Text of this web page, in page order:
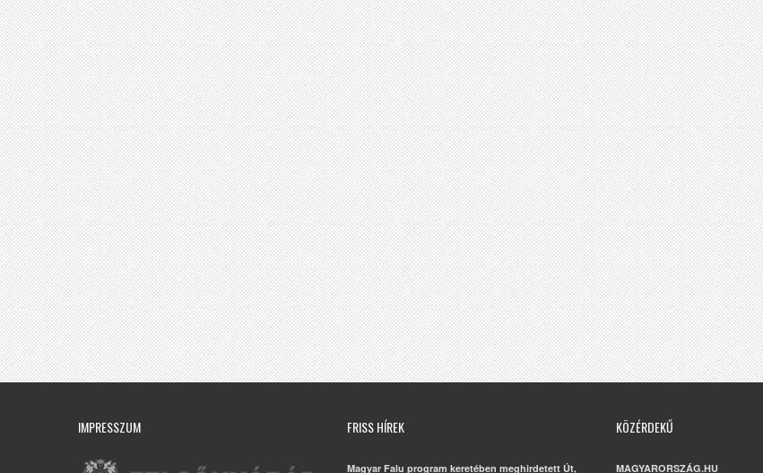
IMPRESSZUM FRISS HÍREK
Magyar Falu program keretében meghirdetett Út,
KÖZÉRDEKŰ
MAGYARORSZÁG.HU